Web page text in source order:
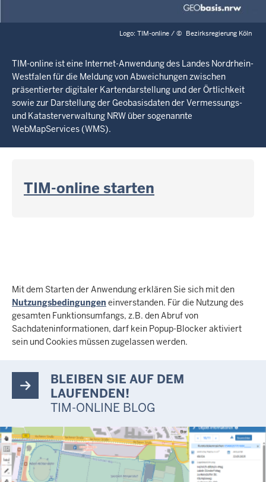
Logo: TIM-online /© Bezirksregierung Köln
TIM-online ist eine Internet-Anwendung des Landes Nordrhein-
Westfalen für die Meldung von Abweichungen zwischen
präsentierter digitaler Kartendarstellung und der Örtlichkeit
sowie zur Darstellung der Geobasisdaten der Vermessungs-
und Katasterverwaltung NRW über sogenannte
WebMapServices (WMS).
TIM-online starten
Mit dem Starten der Anwendung erklären Sie sich mit den
Nutzungsbedingungen einverstanden. Für die Nutzung des
gesamten Funktionsumfangs, z.B. den Abruf von
Sachdateninformationen, darf kein Popup-Blocker aktiviert
sein und Cookies müssen zugelassen werden.
BLEIBEN SIE AUF DEM
LAUFENDEN!
TIM-ONLINE BLOG